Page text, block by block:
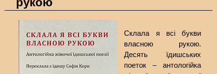
Склала я всі букви
власною рукою.
Десять їдишських
поеток – антологійка